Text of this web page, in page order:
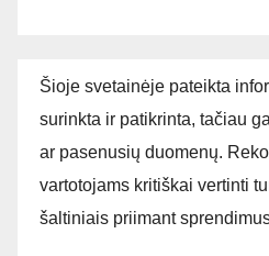
Šioje svetainėje pateikta
surinkta ir patikrinta, tačiau
ar pasenusių duomenų.
vartotojams kritiškai vertinti
šaltiniais priimant